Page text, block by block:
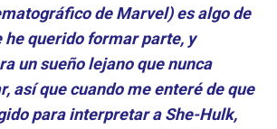
de Marvel) es algo de
he querido formar parte, y
un sueño lejano que nunca
así que cuando me enteré de que
para interpretar a She-Hulk,